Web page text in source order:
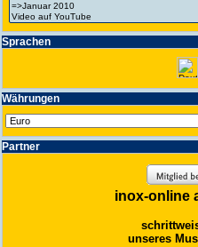
Spra­chen
Wäh­run­gen
Partner
inox-online
unseres